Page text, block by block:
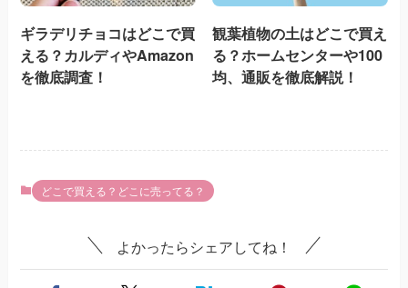
ギラデリチョコはどこで買
える？カルディやAmazon
を徹底調査！
観葉植物の土はどこで買え
る？ホームセンターや100
均、通販を徹底解説！
どこで買える？どこに売ってる？
よかったらシェアしてね！